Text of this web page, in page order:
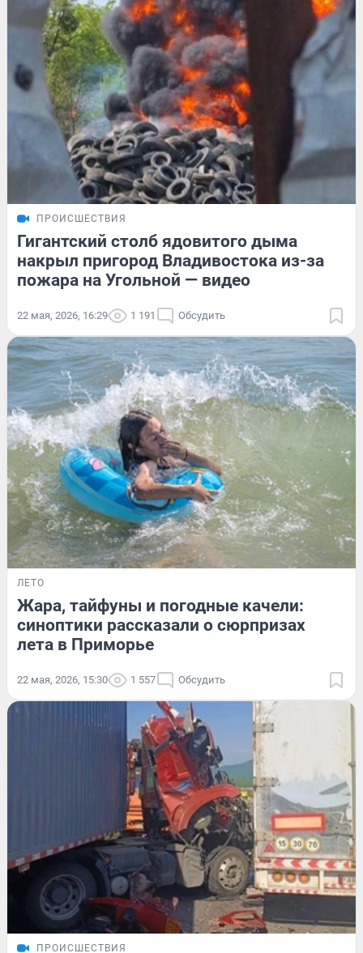
ПРОИСШЕСТВИЯ
Гигантский столб ядовитого дыма
накрыл пригород Владивостока из-за
пожара на Угольной — видео
22 мая, 2026, 16:29 1 191 Обсудить
ЛЕТО
Жара, тайфуны и погодные качели:
синоптики рассказали о сюрпризах
лета в Приморье
22 мая, 2026, 15:30 1 557 Обсудить
ПРОИСШЕСТВИЯ